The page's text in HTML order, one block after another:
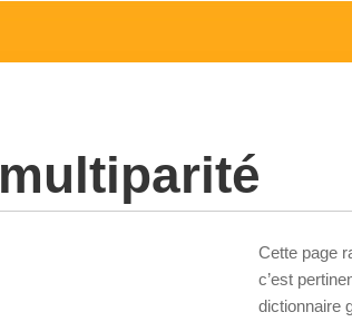
multiparité
Cette page
c’est
dictionnaire